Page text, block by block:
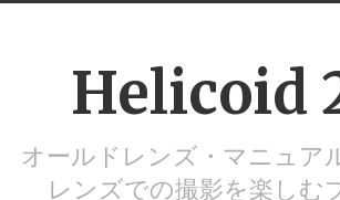
Helicoid
オールドレンズ・マニュア
レンズでの撮影を楽しむ